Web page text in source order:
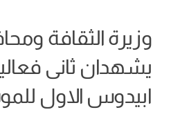
وزيرة الثقافة
يشهدان ثانى
ابيدوس الاول